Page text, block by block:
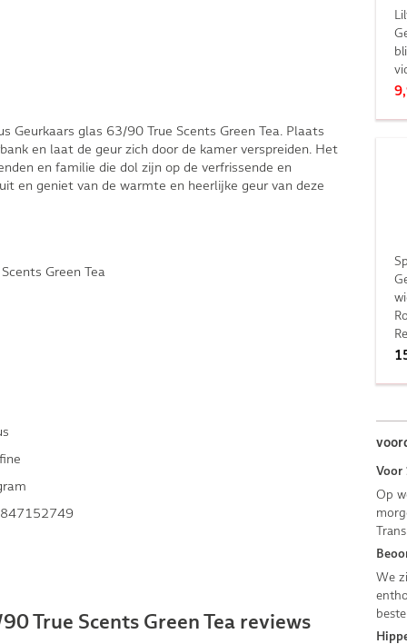
Geurkaars glas 63/90 True Scents Green Tea. Plaats
en laat de geur zich door de kamer verspreiden. Het
en familie die dol zijn op de verfrissende en
en geniet van de warmte en heerlijke geur van deze
Green Tea
True Scents Green Tea reviews
Voor
Op
We